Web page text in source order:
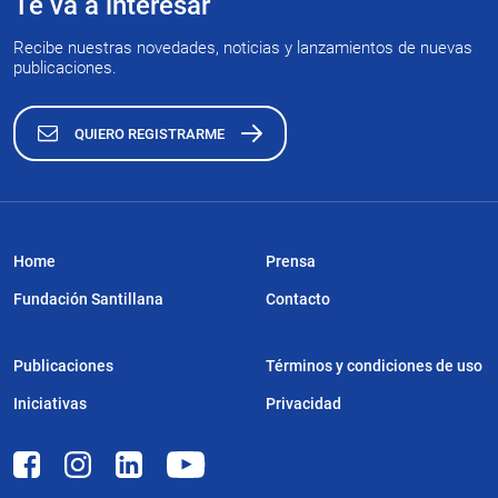
Recibe nuestras novedades, noticias y lanzamientos de nuevas
publicaciones.
QUIERO REGISTRARME
Home
Fundación Santillana
Publicaciones
Iniciativas
Prensa
Contacto
Términos y condiciones de uso
Privacidad